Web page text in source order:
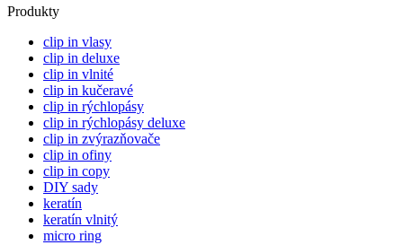
Produkty
clip in vlasy
clip in deluxe
clip in vlnité
clip in kučeravé
clip in rýchlopásy
clip in rýchlopásy deluxe
clip in zvýrazňovače
clip in ofiny
clip in copy
DIY sady
keratín
keratín vlnitý
micro ring